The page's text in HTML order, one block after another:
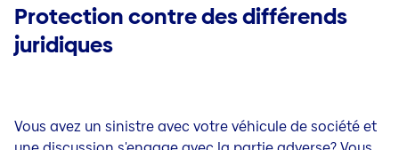
Protection contre des différends
juridiques
Vous avez un sinistre avec votre véhicule de société et